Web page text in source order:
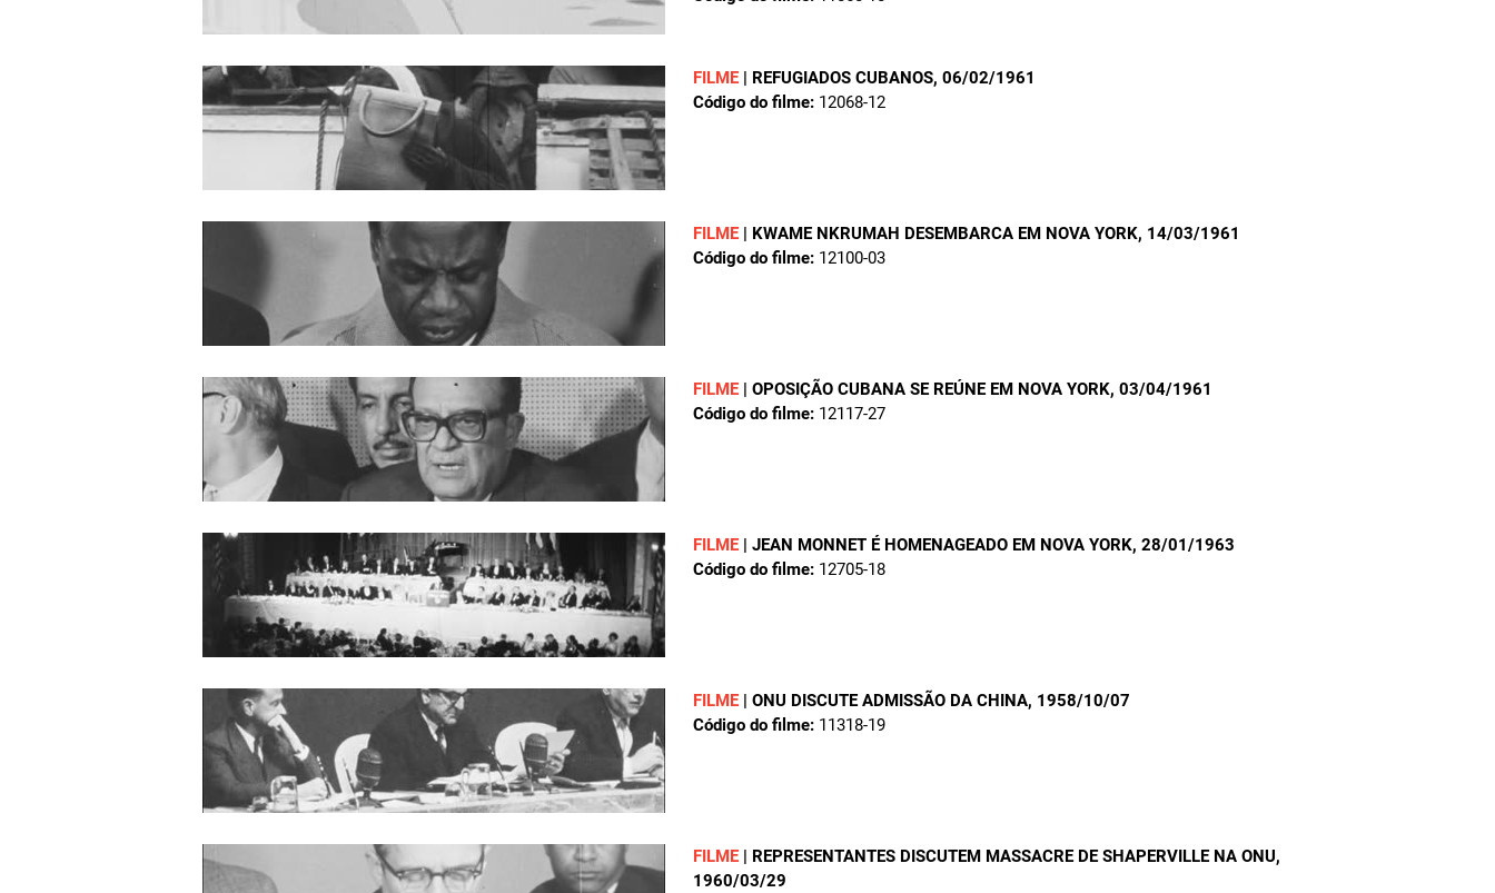
FILME | REFUGIADOS CUBANOS, 06/02/1961
Código do filme: 12068-12
FILME | KWAME NKRUMAH DESEMBARCA EM NOVA YORK, 14/03/1961
Código do filme: 12100-03
FILME | OPOSIÇÃO CUBANA SE REÚNE EM NOVA YORK, 03/04/1961
Código do filme: 12117-27
FILME | JEAN MONNET É HOMENAGEADO EM NOVA YORK, 28/01/1963
Código do filme: 12705-18
FILME | ONU DISCUTE ADMISSÃO DA CHINA, 1958/10/07
Código do filme: 11318-19
FILME | REPRESENTANTES DISCUTEM MASSACRE DE SHAPERVILLE NA ONU,
1960/03/29